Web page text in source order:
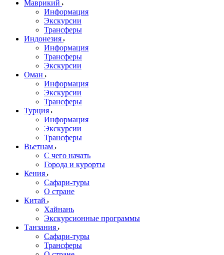
Маврикий
Информация
Экскурсии
Трансферы
Индонезия
Информация
Трансферы
Экскурсии
Оман
Информация
Экскурсии
Трансферы
Турция
Информация
Экскурсии
Трансферы
Вьетнам
С чего начать
Города и курорты
Кения
Сафари-туры
О стране
Китай
Хайнань
Экскурсионные программы
Танзания
Сафари-туры
Трансферы